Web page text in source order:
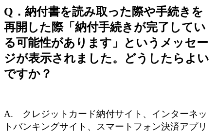
Q．納付書を読み取った際や手続きを
再開した際「納付手続きが完了してい
る可能性があります」というメッセー
ジが表示されました。どうしたらよい
ですか？
A. クレジットカード納付サイト、インターネッ
トバンキングサイト、スマートフォン決済アプリ